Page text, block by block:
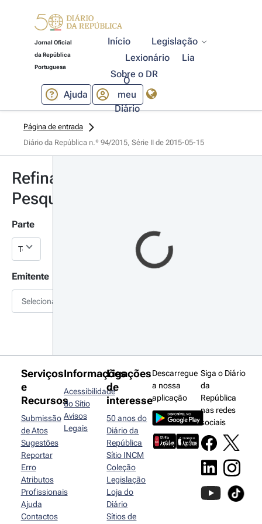
Jornal Oficial
da República
Portuguesa
Início
Legislação
Lexionário
Lia
Sobre o DR
Ajuda
O
meu
Diário
Página de entrada
Diário da República n.º 94/2015, Série II de 2015-05-15
Refinar
Pesquisa
Parte
Emitente
Selecionar
Serviços
e
Recursos
Submissão
de Atos
Sugestões
Reportar
Erro
Atributos
Profissionais
Ajuda
Contactos
Informações
Acessibilidade
do Sítio
Avisos
Legais
Ligações
de
interesse
50 anos do
Diário da
República
Sítio INCM
Coleção
Legislação
Loja do
Diário
Sítios de
Descarregue
a nossa
aplicação
Siga o Diário
da
República
nas redes
sociais